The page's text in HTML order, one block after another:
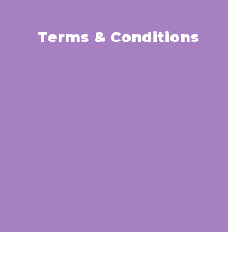
Terms & Conditions